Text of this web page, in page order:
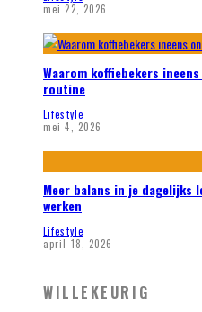
mei 22, 2026
Waarom koffiebekers
routine
Lifestyle
mei 4, 2026
Meer balans in je dagelijks
werken
Lifestyle
april 18, 2026
WILLEKEURIG